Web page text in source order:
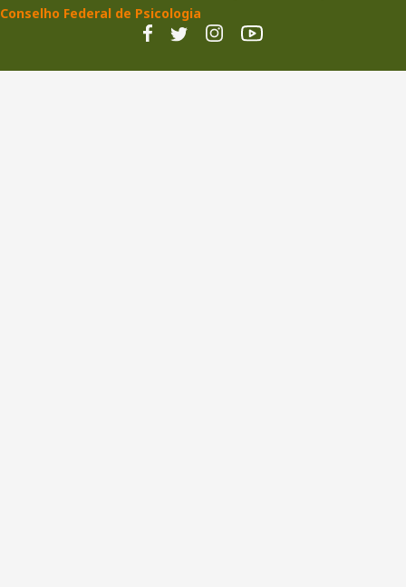
Conselho Federal de Psicologia